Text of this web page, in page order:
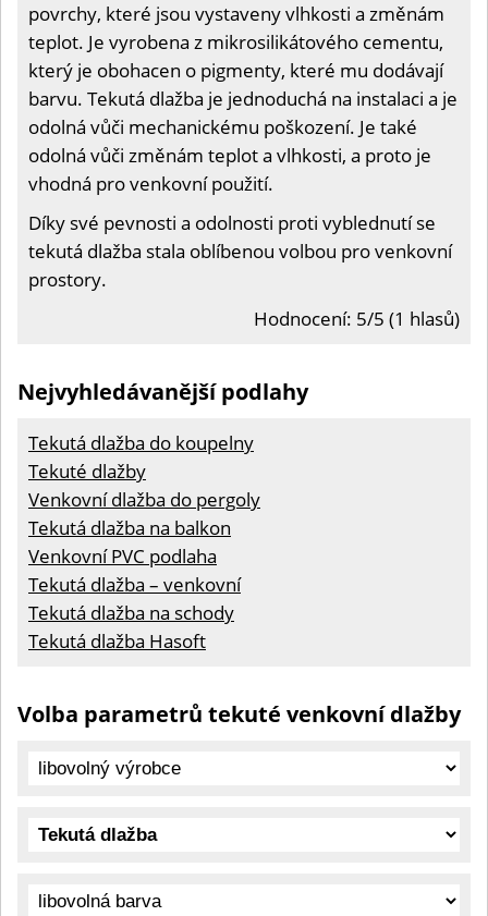
povrchy, které jsou vystaveny vlhkosti a změnám
teplot. Je vyrobena z mikrosilikátového cementu,
který je obohacen o pigmenty, které mu dodávají
barvu. Tekutá dlažba je jednoduchá na instalaci a je
odolná vůči mechanickému poškození. Je také
odolná vůči změnám teplot a vlhkosti, a proto je
vhodná pro venkovní použití.
Díky své pevnosti a odolnosti proti vyblednutí se
tekutá dlažba stala oblíbenou volbou pro venkovní
prostory.
Hodnocení: 5/5 (1 hlasů)
Nejvyhledávanější podlahy
Tekutá dlažba do koupelny
Tekuté dlažby
Venkovní dlažba do pergoly
Tekutá dlažba na balkon
Venkovní PVC podlaha
Tekutá dlažba – venkovní
Tekutá dlažba na schody
Tekutá dlažba Hasoft
Volba parametrů tekuté venkovní dlažby